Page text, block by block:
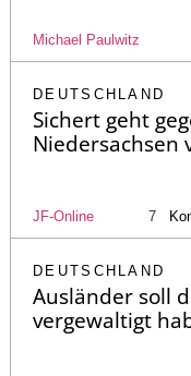
Michael Paulwitz
DEUTSCHLAND
Sichert geht
Niedersachsen
JF-Online 7
DEUTSCHLAND
Ausländer soll
vergewaltigt